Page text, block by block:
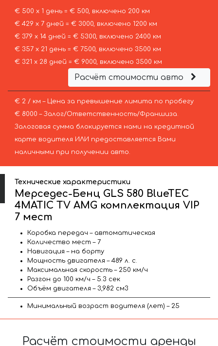
€ 500 х 1 день = € 500, включено 200 км
€ 429 х 7 дней = € 3000, включено 1200 км
€ 379 х 14 дней = € 5300, включено 2400 км
€ 357 х 21 день = € 7500, включено 3500 км
€ 321 х 28 дней = € 9000, включено 3500 км
Расчёт стоимости авто
€ 2 / км – Цена за превышение лимита по пробегу
€ 8000 – Залог/Ответственность/Франшиза.
Залоговая сумма блокируется нами на кредитной
карте водителя ИЛИ предоставляется Вами
наличными при получении авто.
Технические характеристики
Мерседес-Бенц GLS 580 BlueTEC
4MATIC TV AMG комплектация VIP
7 мест
Коробка передач – автоматическая
Количество мест – 7
Навигация – на борту
Мощность двигателя – 489 л. с.
Максимальная скорость – 250 км/ч
Разгон до 100 км/ч – 5.3 сек
Объём двигателя – 3,982 см3
Минимальный возраст водителя (лет) – 25
Расчёт стоимости аренды